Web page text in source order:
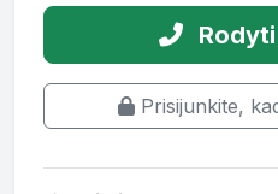
Prisijunkite,